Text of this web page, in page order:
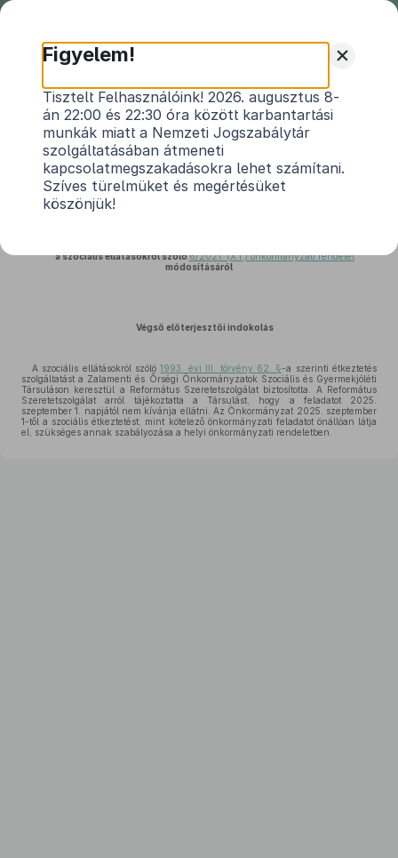
Kercaszomor Község
Önkormányzata Képviselő-
testületének 8/2025. (VIII. 21.)
önkormányzati rendeletének
indokolása
a szociális ellátásokról szóló6/2021. (X.1.) önkormányzati rendelet
módosításáról
Végső előterjesztői indokolás
A szociális ellátásokról szóló1993. évi III. törvény 62. §-a szerinti étkeztetés
szolgáltatást a Zalamenti és Őrségi Önkormányzatok Szociális és Gyermekjóléti
Társuláson keresztül a Református Szeretetszolgálat biztosította. A Református
Szeretetszolgálat arról tájékoztatta a Társulást, hogy a feladatot 2025.
szeptember 1. napjától nem kívánja ellátni. Az Önkormányzat 2025. szeptember
1-től a szociális étkeztetést, mint kötelező önkormányzati feladatot önállóan látja
el, szükséges annak szabályozása a helyi önkormányzati rendeletben.
+
Figyelem!
Tisztelt Felhasználóink! 2026. augusztus 8-
án 22:00 és 22:30 óra között karbantartási
munkák miatt a Nemzeti Jogszabálytár
szolgáltatásában átmeneti
kapcsolatmegszakadásokra lehet számítani.
Szíves türelmüket és megértésüket
köszönjük!